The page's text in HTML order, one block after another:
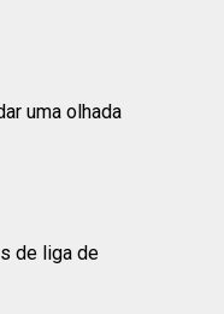
uma olhada
de liga de